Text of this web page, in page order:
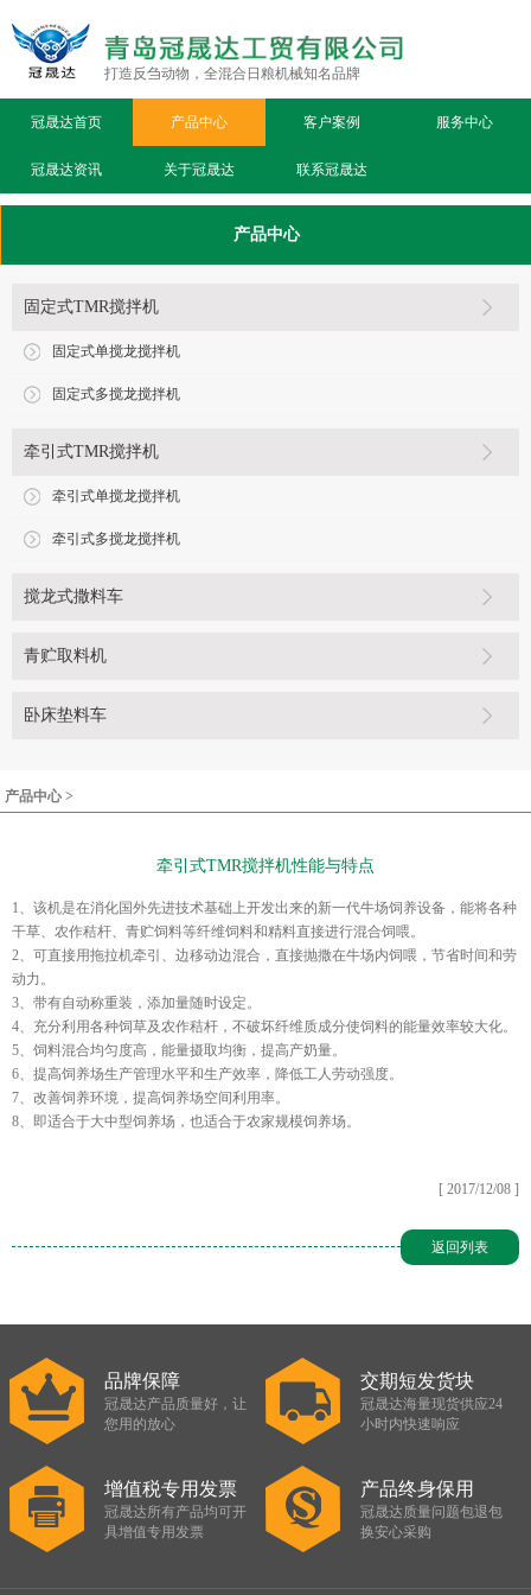
打造反刍动物，全混合日粮机械知名品牌
冠晟达首页 产品中心 客户案例 服务中心
冠晟达资讯 关于冠晟达 联系冠晟达
产品中心
固定式TMR搅拌机
固定式单搅龙搅拌机
固定式多搅龙搅拌机
牵引式TMR搅拌机
牵引式单搅龙搅拌机
牵引式多搅龙搅拌机
搅龙式撒料车
青贮取料机
卧床垫料车
产品中心 >
牵引式TMR搅拌机性能与特点
1、该机是在消化国外先进技术基础上开发出来的新一代牛场饲养设备，能将各种
干草、农作秸杆、青贮饲料等纤维饲料和精料直接进行混合饲喂。
2、可直接用拖拉机牵引、边移动边混合，直接抛撒在牛场内饲喂，节省时间和劳
动力。
3、带有自动称重装，添加量随时设定。
4、充分利用各种饲草及农作秸杆，不破坏纤维质成分使饲料的能量效率较大化。
5、饲料混合均匀度高，能量摄取均衡，提高产奶量。
6、提高饲养场生产管理水平和生产效率，降低工人劳动强度。
7、改善饲养环境，提高饲养场空间利用率。
8、即适合于大中型饲养场，也适合于农家规模饲养场。
[ 2017/12/08 ]
返回列表
品牌保障
冠晟达产品质量好，让
您用的放心
交期短发货块
冠晟达海量现货供应24
小时内快速响应
增值税专用发票
冠晟达所有产品均可开
具增值专用发票
产品终身保用
冠晟达质量问题包退包
换安心采购